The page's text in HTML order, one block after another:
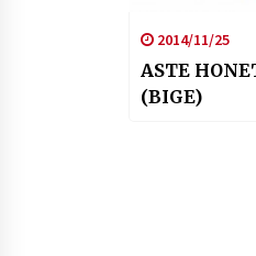
2014/11/25
ASTE
(BIGE)